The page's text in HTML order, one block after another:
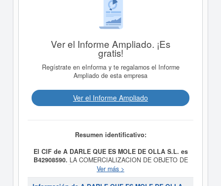
Ver el Informe Ampliado. ¡Es
gratis!
Regístrate en eInforma y te regalamos el Informe
Ampliado de esta empresa
Ver el Informe Ampliado
Resumen identificativo:
El CIF de A DARLE QUE ES MOLE DE OLLA S.L. es
B42908590. LA COMERCIALIZACION DE OBJETO DE
DISEÑO Y ARTE, Y LA ASESORIA PARA
INTERIORISMO. EL CNAE DE LA ACTIVIDAD
Ver más >